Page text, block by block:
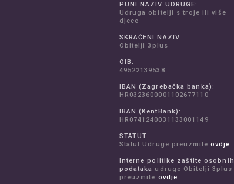
PUNI NAZIV UDRUGE:
Udruga obitelji s troje ili više
djece
SKRAĆENI NAZIV:
Obitelji 3plus
OIB:
49522139538
IBAN (Zagrebačka banka):
HR0323600001102677110
IBAN (KentBank):
HR0741240031133001149
STATUT:
Statut Udruge preuzmite ovdje.
Interne politike zaštite osobnih
podataka udruge Obitelji 3plus
preuzmite ovdje.